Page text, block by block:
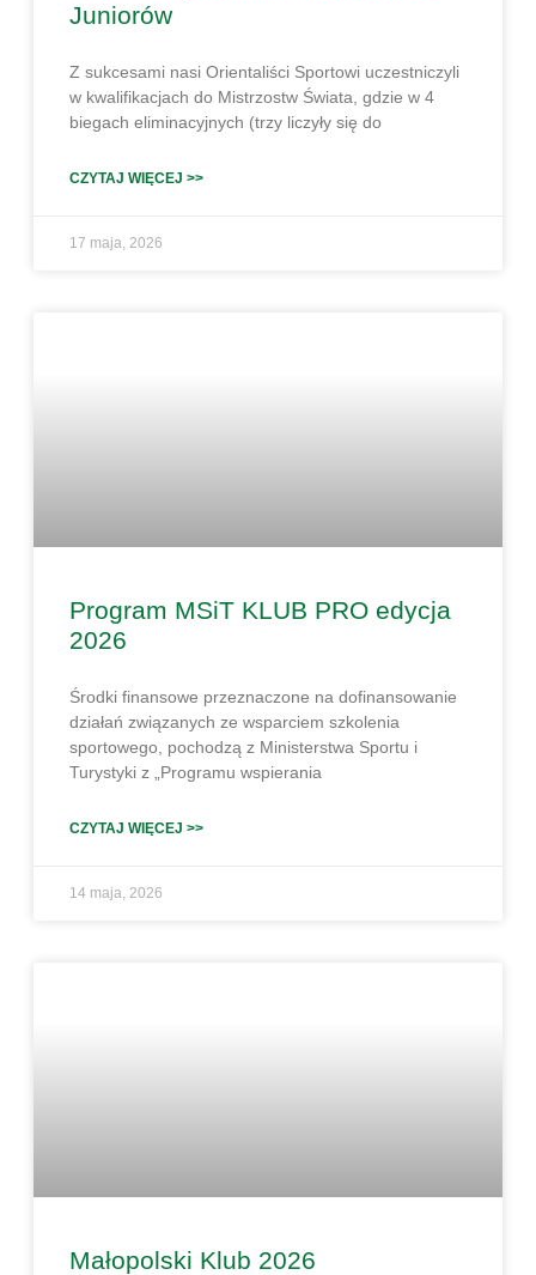
Juniorów
Z sukcesami nasi Orientaliści Sportowi uczestniczyli
w kwalifikacjach do Mistrzostw Świata, gdzie w 4
biegach eliminacyjnych (trzy liczyły się do
CZYTAJ WIĘCEJ >>
17 maja, 2026
Program MSiT KLUB PRO edycja
2026
Środki finansowe przeznaczone na dofinansowanie
działań związanych ze wsparciem szkolenia
sportowego, pochodzą z Ministerstwa Sportu i
Turystyki z „Programu wspierania
CZYTAJ WIĘCEJ >>
14 maja, 2026
Małopolski Klub 2026